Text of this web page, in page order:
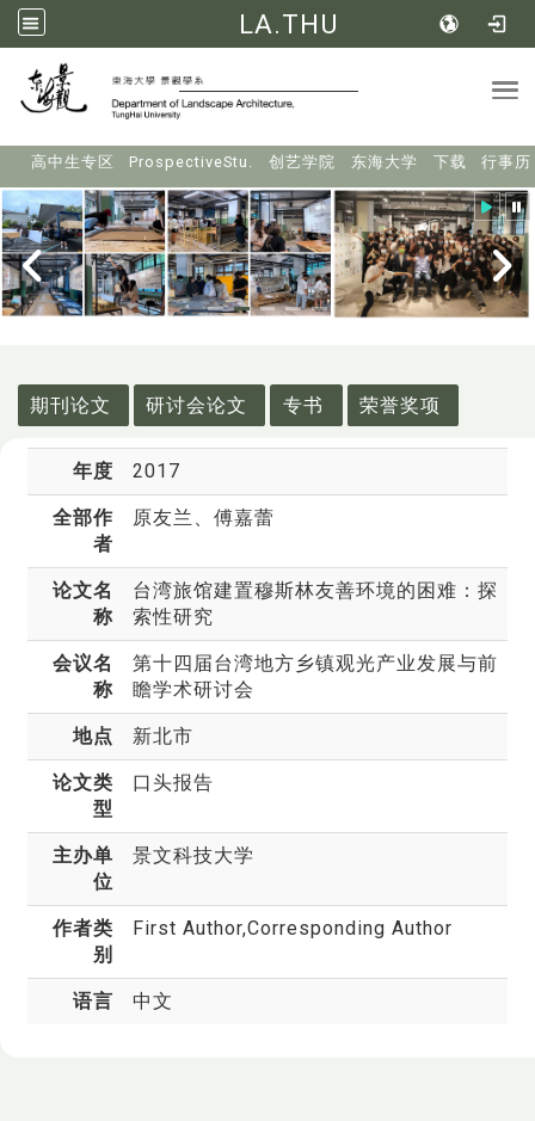
LA.THU
高中生专区 ProspectiveStu. 创艺学院 东海大学 下载 行事历
期刊论文
研讨会论文 专书 荣誉奖项
年度 2017
全部作
者
原友兰 、傅嘉蕾
论文名
称
台湾旅馆建置穆斯林友善环境的困难：探
索性研究
会议名
称
第十四届台湾地方乡镇观光产业发展与前
瞻学术研讨会
地点 新北市
论文类
型
口头报告
主办单
位
景文科技大学
作者类
别
First Author,Corresponding Author
语言 中文